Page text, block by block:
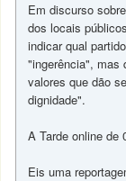
Em discurso
dos locais
indicar qual
"ingerência", mas
valores que dão
dignidade".
A Tarde online de
Eis uma